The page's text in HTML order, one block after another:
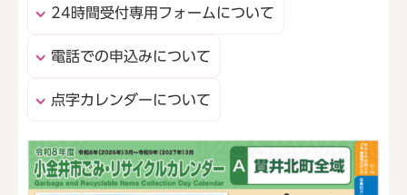
24時間受付専用フォームについて
電話での申込みについて
点字カレンダーについて